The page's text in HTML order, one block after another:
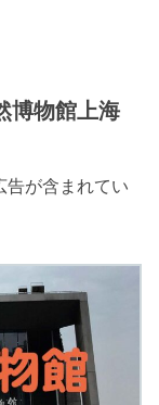
博物館上海
告が含まれてい